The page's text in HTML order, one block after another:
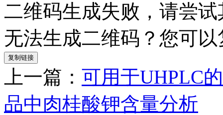
二维码生成失败，请尝
无法生成二维码？您可
复制链接
上一篇： 可用于UHPLC
品中肉桂酸钾含量分析